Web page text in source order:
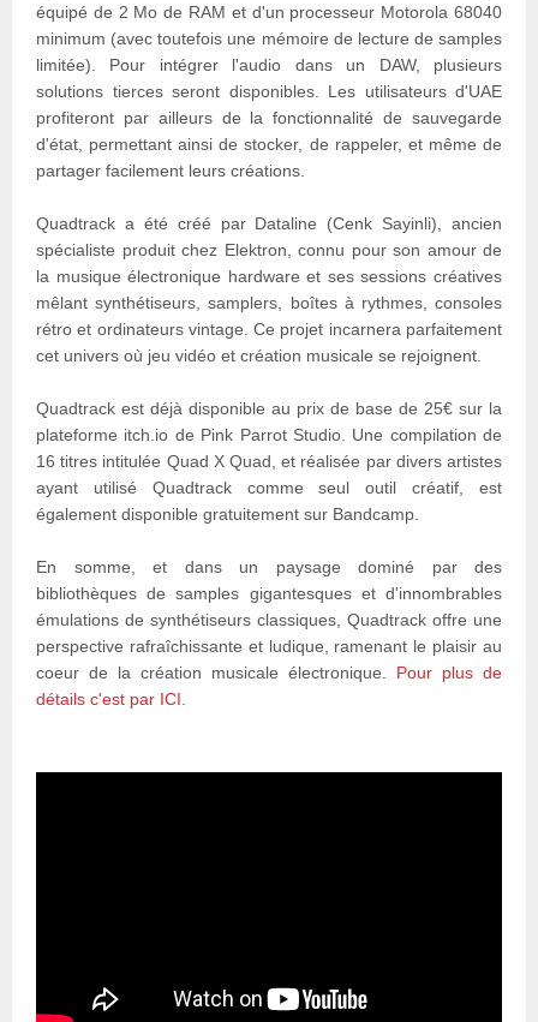
équipé de 2 Mo de RAM et d'un processeur Motorola 68040
minimum (avec toutefois une mémoire de lecture de samples
limitée). Pour intégrer l'audio dans un DAW, plusieurs
solutions tierces seront disponibles. Les utilisateurs d'UAE
profiteront par ailleurs de la fonctionnalité de sauvegarde
d'état, permettant ainsi de stocker, de rappeler, et même de
partager facilement leurs créations.
Quadtrack a été créé par Dataline (Cenk Sayinli), ancien
spécialiste produit chez Elektron, connu pour son amour de
la musique électronique hardware et ses sessions créatives
mêlant synthétiseurs, samplers, boîtes à rythmes, consoles
rétro et ordinateurs vintage. Ce projet incarnera parfaitement
cet univers où jeu vidéo et création musicale se rejoignent.
Quadtrack est déjà disponible au prix de base de 25€ sur la
plateforme itch.io de Pink Parrot Studio. Une compilation de
16 titres intitulée Quad X Quad, et réalisée par divers artistes
ayant utilisé Quadtrack comme seul outil créatif, est
également disponible gratuitement sur Bandcamp.
En somme, et dans un paysage dominé par des
bibliothèques de samples gigantesques et d'innombrables
émulations de synthétiseurs classiques, Quadtrack offre une
perspective rafraîchissante et ludique, ramenant le plaisir au
coeur de la création musicale électronique. Pour plus de
détails c'est par ICI.